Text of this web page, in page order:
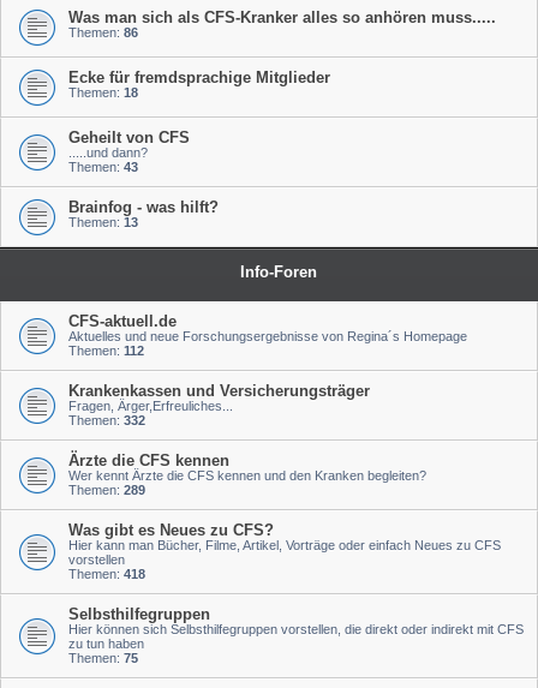
Was man sich als CFS-Kranker alles so anhören muss.....
Themen: 86
Ecke für fremdsprachige Mitglieder
Themen: 18
Geheilt von CFS
.....und dann?
Themen: 43
Brainfog - was hilft?
Themen: 13
Info-Foren
CFS-aktuell.de
Aktuelles und neue Forschungsergebnisse von Regina´s Homepage
Themen: 112
Krankenkassen und Versicherungsträger
Fragen, Ärger,Erfreuliches...
Themen: 332
Ärzte die CFS kennen
Wer kennt Ärzte die CFS kennen und den Kranken begleiten?
Themen: 289
Was gibt es Neues zu CFS?
Hier kann man Bücher, Filme, Artikel, Vorträge oder einfach Neues zu CFS
vorstellen
Themen: 418
Selbsthilfegruppen
Hier können sich Selbsthilfegruppen vorstellen, die direkt oder indirekt mit CFS
zu tun haben
Themen: 75